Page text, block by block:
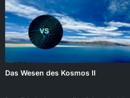
Das Wesen des Kosmos II